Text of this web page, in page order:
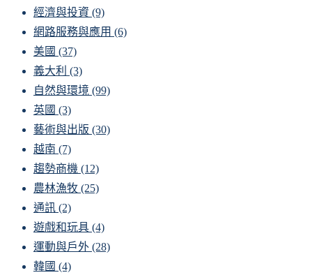
經濟與投資 (9)
網路服務與應用 (6)
美國 (37)
義大利 (3)
自然與環境 (99)
英國 (3)
藝術與出版 (30)
越南 (7)
趨勢商機 (12)
農林漁牧 (25)
通訊 (2)
遊戲和玩具 (4)
運動與戶外 (28)
韓國 (4)